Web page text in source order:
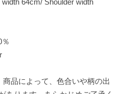
品によって、色合いや柄の出